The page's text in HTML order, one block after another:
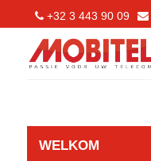
+32 3 443 90 09
WELKOM